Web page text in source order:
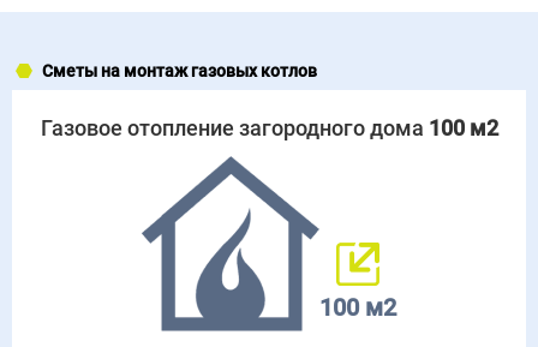
Сметы на монтаж газовых котлов
Газовое отопление загородного дома 100 м2
100 м2